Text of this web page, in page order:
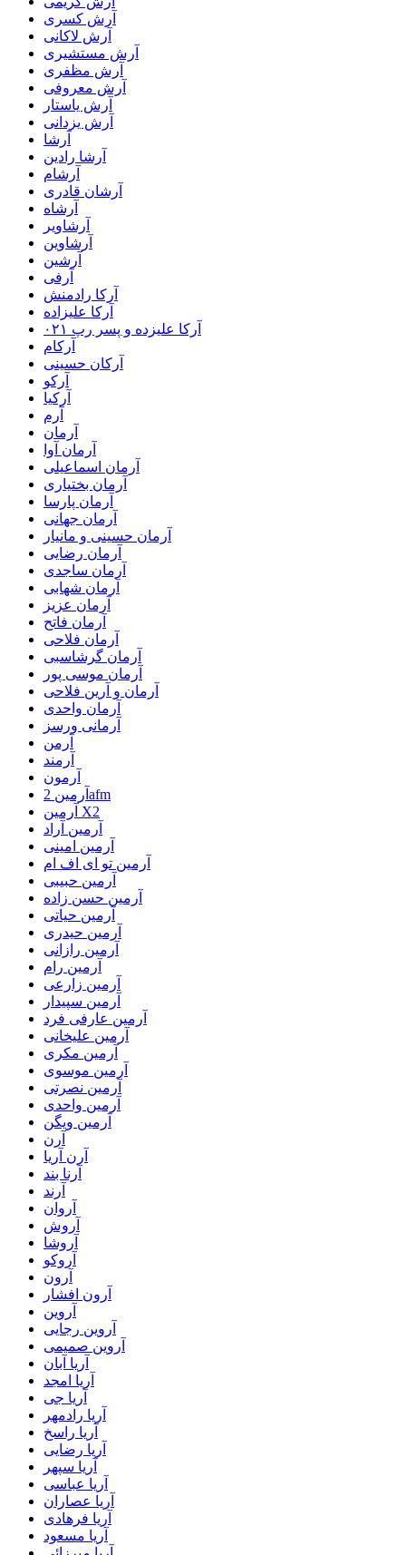
آرش کسری
آرش لاکانی
آرش مستشیری
آرش مظفری
آرش معروفی
آرش یاستار
آرش یزدانی
آرشا
آرشا رادین
آرشام
آرشان قادری
آرشاه
آرشاویر
آرشاوین
آرشین
آرفی
آرکا رادمنش
آرکا علیزاده
آرکا علیزده و پسر رپ ۰۲۱
آرکام
آرکان حسینی
آرکو
آرکیا
آرم
آرمان
آرمان آوا
آرمان اسماعیلی
آرمان بختیاری
آرمان پارسا
آرمان جهانی
آرمان حسینی و مانیار
آرمان رضایی
آرمان ساجدی
آرمان شهابی
آرمان عزیز
آرمان فاتح
آرمان فلاحی
آرمان گرشاسبی
آرمان موسی پور
آرمان و آرین فلاحی
آرمان واحدی
آرمانی ورسز
آرمن
آرمند
آرمون
آرمین 2afm
آرمین X2
آرمین آراد
آرمین امینی
آرمین تو ای اف ام
آرمین حبیبی
آرمین حسن زاده
آرمین حیاتی
آرمین حیدری
آرمین رازانی
آرمین رام
آرمین زارعی
آرمین سپیدار
آرمین عارفی فرد
آرمین علیخانی
آرمین مکری
آرمین موسوی
آرمین نصرتی
آرمین واحدی
آرمین ویگن
آرن
آرن آریا
آرنا بند
آرند
آروان
آروش
آروشا
آروکو
آرون
آرون افشار
آروین
آروین رجایی
آروین صمیمی
آریا آبان
آریا امجد
آریا جی
آریا رادمهر
آریا راسخ
آریا رضایی
آریا سپهر
آریا عباسی
آریا عصاران
آریا فرهادی
آریا مسعود